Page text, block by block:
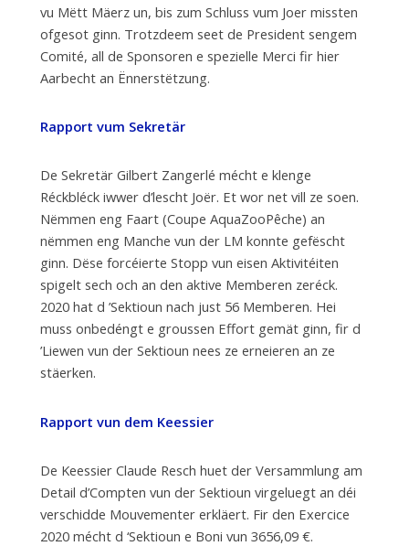
vu Mëtt Mäerz un, bis zum Schluss vum Joer missten
ofgesot ginn. Trotzdeem seet de President sengem
Comité, all de Sponsoren e spezielle Merci fir hier
Aarbecht an Ënnerstëtzung.
Rapport vum Sekretär
De Sekretär Gilbert Zangerlé mécht e klenge
Réckbléck iwwer d’lescht Joër. Et wor net vill ze soen.
Nëmmen eng Faart (Coupe AquaZooPêche) an
nëmmen eng Manche vun der LM konnte gefëscht
ginn. Dëse forcéierte Stopp vun eisen Aktivitéiten
spigelt sech och an den aktive Memberen zeréck.
2020 hat d ’Sektioun nach just 56 Memberen. Hei
muss onbedéngt e groussen Effort gemät ginn, fir d
’Liewen vun der Sektioun nees ze erneieren an ze
stäerken.
Rapport vun dem Keessier
De Keessier Claude Resch huet der Versammlung am
Detail d’Compten vun der Sektioun virgeluegt an déi
verschidde Mouvementer erkläert. Fir den Exercice
2020 mécht d ‘Sektioun e Boni vun 3656,09 €.